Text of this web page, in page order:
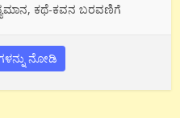
ಕಥೆ-ಕವನ ಬರವಣಿಗೆ
ನೋಡಿ